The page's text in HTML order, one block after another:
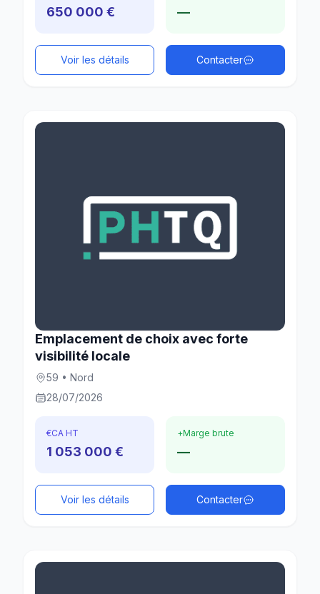
650 000 € —
Voir les détails Contacter
Emplacement de choix avec forte
visibilité locale
59 • Nord
28/07/2026
€CA HT
1 053 000 €
+Marge brute
—
Voir les détails Contacter